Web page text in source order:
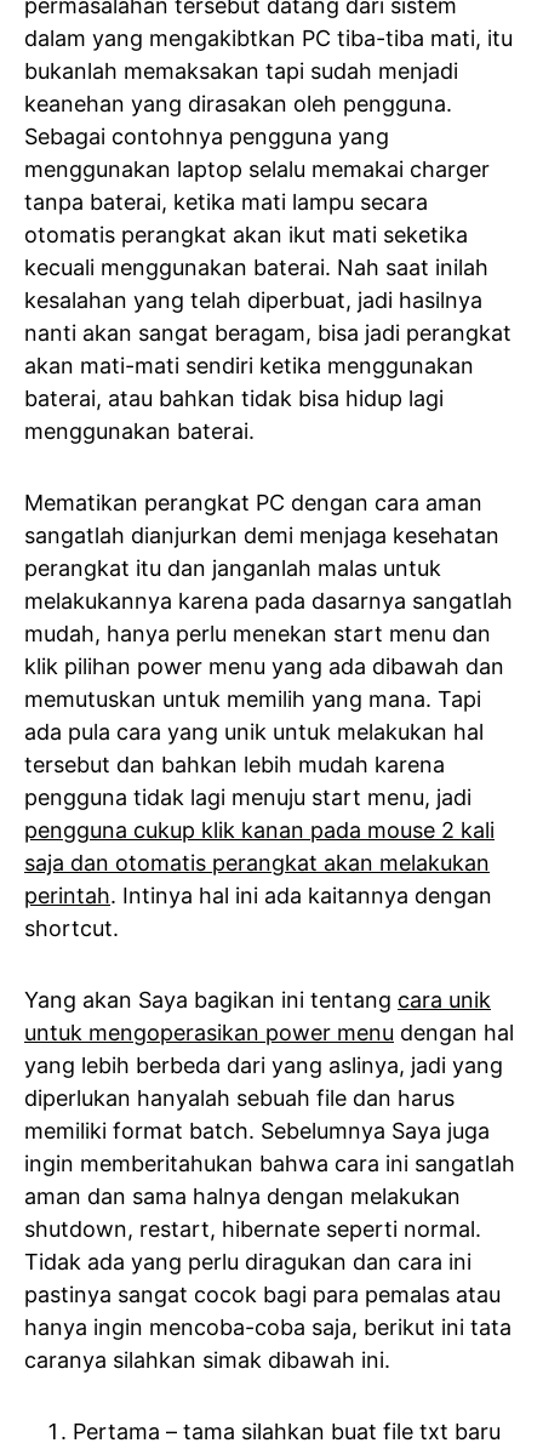
permasalahan tersebut datang dari sistem
dalam yang mengakibtkan PC tiba-tiba mati, itu
bukanlah memaksakan tapi sudah menjadi
keanehan yang dirasakan oleh pengguna.
Sebagai contohnya pengguna yang
menggunakan laptop selalu memakai charger
tanpa baterai, ketika mati lampu secara
otomatis perangkat akan ikut mati seketika
kecuali menggunakan baterai. Nah saat inilah
kesalahan yang telah diperbuat, jadi hasilnya
nanti akan sangat beragam, bisa jadi perangkat
akan mati-mati sendiri ketika menggunakan
baterai, atau bahkan tidak bisa hidup lagi
menggunakan baterai.
Mematikan perangkat PC dengan cara aman
sangatlah dianjurkan demi menjaga kesehatan
perangkat itu dan janganlah malas untuk
melakukannya karena pada dasarnya sangatlah
mudah, hanya perlu menekan start menu dan
klik pilihan power menu yang ada dibawah dan
memutuskan untuk memilih yang mana. Tapi
ada pula cara yang unik untuk melakukan hal
tersebut dan bahkan lebih mudah karena
pengguna tidak lagi menuju start menu, jadi
pengguna cukup klik kanan pada mouse 2 kali
saja dan otomatis perangkat akan melakukan
perintah. Intinya hal ini ada kaitannya dengan
shortcut.
Yang akan Saya bagikan ini tentang cara unik
untuk mengoperasikan power menu dengan hal
yang lebih berbeda dari yang aslinya, jadi yang
diperlukan hanyalah sebuah file dan harus
memiliki format batch. Sebelumnya Saya juga
ingin memberitahukan bahwa cara ini sangatlah
aman dan sama halnya dengan melakukan
shutdown, restart, hibernate seperti normal.
Tidak ada yang perlu diragukan dan cara ini
pastinya sangat cocok bagi para pemalas atau
hanya ingin mencoba-coba saja, berikut ini tata
caranya silahkan simak dibawah ini.
Pertama – tama silahkan buat file txt baru